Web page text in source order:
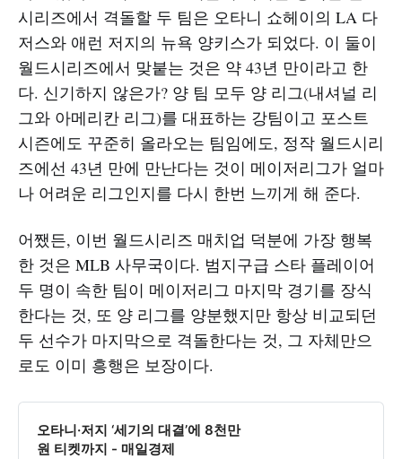
시리즈에서 격돌할 두 팀은 오타니 쇼헤이의 LA 다
저스와 애런 저지의 뉴욕 양키스가 되었다. 이 둘이
월드시리즈에서 맞붙는 것은 약 43년 만이라고 한
다. 신기하지 않은가? 양 팀 모두 양 리그(내셔널 리
그와 아메리칸 리그)를 대표하는 강팀이고 포스트
시즌에도 꾸준히 올라오는 팀임에도, 정작 월드시리
즈에선 43년 만에 만난다는 것이 메이저리그가 얼마
나 어려운 리그인지를 다시 한번 느끼게 해 준다.
어쨌든, 이번 월드시리즈 매치업 덕분에 가장 행복
한 것은 MLB 사무국이다. 범지구급 스타 플레이어
두 명이 속한 팀이 메이저리그 마지막 경기를 장식
한다는 것, 또 양 리그를 양분했지만 항상 비교되던
두 선수가 마지막으로 격돌한다는 것, 그 자체만으
로도 이미 흥행은 보장이다.
오타니·저지 ‘세기의 대결’에 8천만
원 티켓까지 - 매일경제